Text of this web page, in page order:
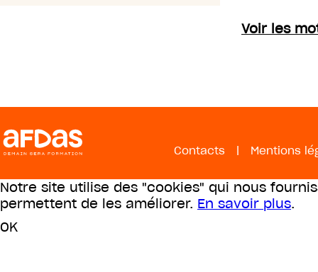
Voir les
Contacts | Mentions
Notre site utilise des "cookies" qui nous
permettent de les améliorer. En savoir plus.
OK